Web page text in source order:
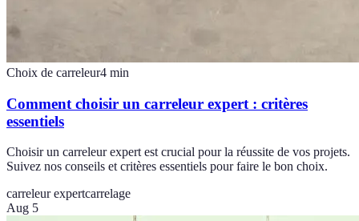
Choix de carreleur4 min
Comment choisir un carreleur expert : critères
essentiels
Choisir un carreleur expert est crucial pour la réussite de vos projets.
Suivez nos conseils et critères essentiels pour faire le bon choix.
carreleur expertcarrelage
Aug 5